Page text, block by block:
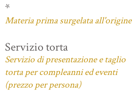
*
Materia prima surgelata all'origine
Servizio torta
Servizio di presentazione e taglio
torta per compleanni ed eventi
(prezzo per persona)